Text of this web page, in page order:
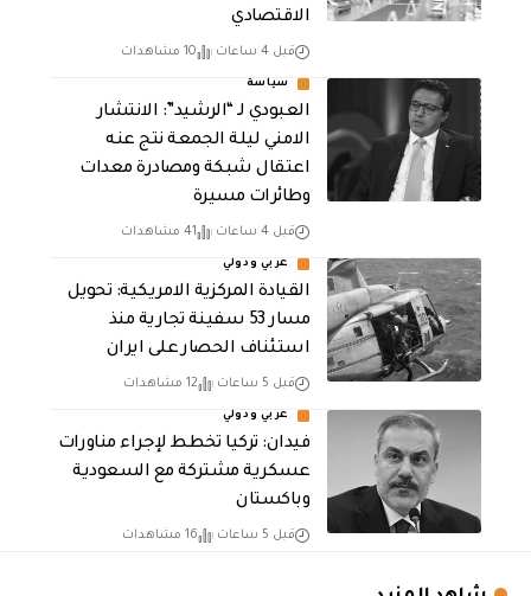
الاقتصادي
قبل 4 ساعات 10 مشاهدات
سياسة
العبودي لـ “الرشيد”: الانتشار
الامني ليلة الجمعة نتج عنه
اعتقال شبكة ومصادرة معدات
وطائرات مسيرة
قبل 4 ساعات 41 مشاهدات
عربي ودولي
القيادة المركزية الامريكية: تحويل
مسار 53 سفينة تجارية منذ
استئناف الحصار على ايران
قبل 5 ساعات 12 مشاهدات
عربي ودولي
فيدان: تركيا تخطط لإجراء مناورات
عسكرية مشتركة مع السعودية
وباكستان
قبل 5 ساعات 16 مشاهدات